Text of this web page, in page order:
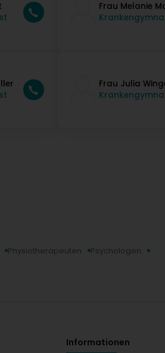
Frau Melanie
Frau Julia
Physiotherapeuten Psychologen
Informationen